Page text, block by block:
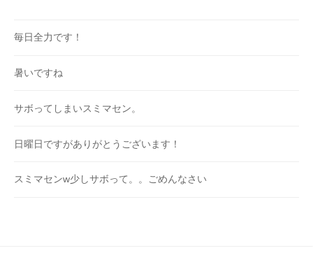
毎日全力です！
暑いですね
サボってしまいスミマセン。
日曜日ですがありがとうございます！
スミマセンw少しサボって。。ごめんなさい